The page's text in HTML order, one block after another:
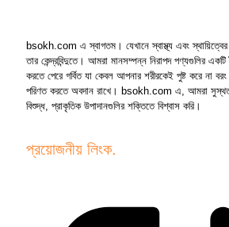
bsokh.com এ স্বাগতম। যেখানে স্বাস্থ্য এবং
তার কেন্দ্রবিন্দুতে। আমরা মানসম্পন্ন নিরাপদ পণ্যগুলির একটি
করতে পেরে গর্বিত যা কেবল আপনার শরীরকেই পুষ্ট করে না বরং
পরিণত করতে অবদান রাখে। bsokh.com এ, আমরা
বিশুদ্ধ, প্রাকৃতিক উপাদানগুলির শক্তিতে বিশ্বাস করি।
প্রয়োজনীয় লিংক.